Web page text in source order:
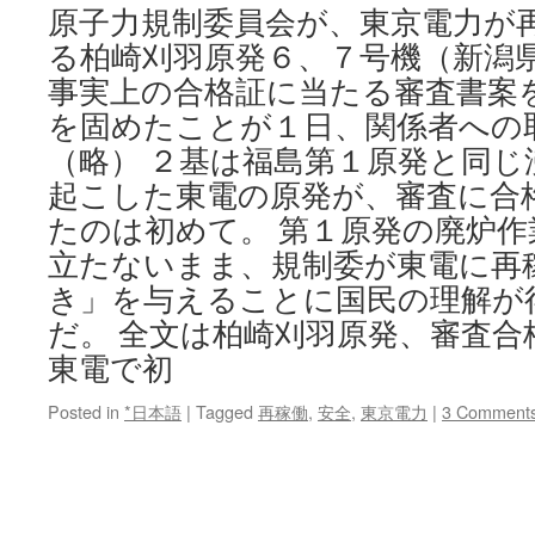
原子力規制委員会が、東京電力が
る柏崎刈羽原発６、７号機（新潟
事実上の合格証に当たる審査書案
を固めたことが１日、関係者へ
（略） ２基は福島第１原発と同
起こした東電の原発が、審査に
たのは初めて。 第１原発の廃炉
立たないまま、規制委が東電に再
き」を与えることに国民の理解
だ。 全文は柏崎刈羽原発、審査
東電で初
Posted in *日本語 | Tagged 再稼働, 安全, 東京電力 | 3